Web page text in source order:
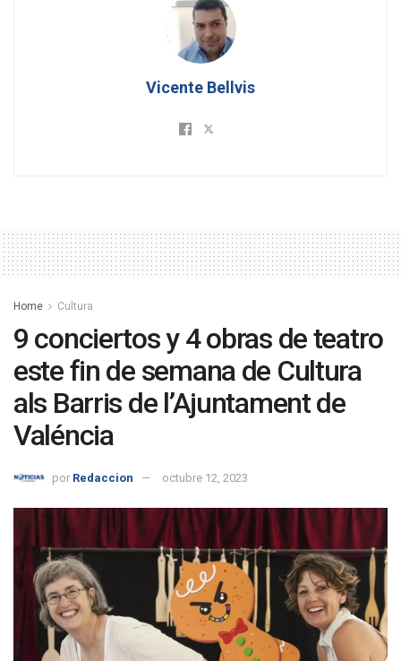
Vicente Bellvis
Home Cultura
9 conciertos y 4 obras de teatro
este fin de semana de Cultura
als Barris de l’Ajuntament de
Valéncia
por Redaccion octubre 12, 2023